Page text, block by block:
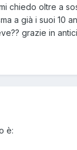
chiedo oltre a
a già i suoi 10
grazie in
è: